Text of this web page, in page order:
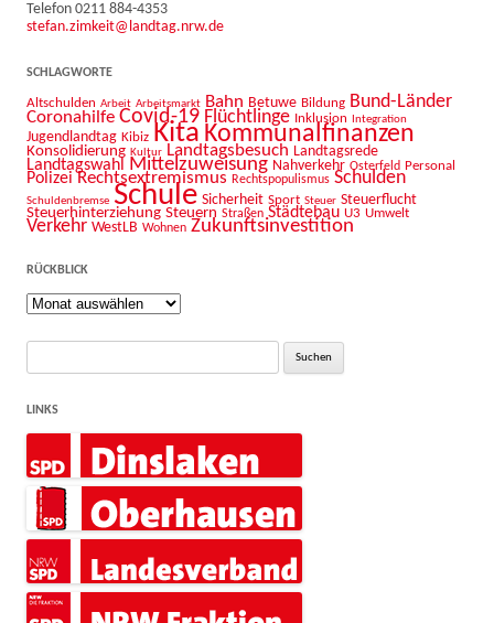
Telefon 0211 884-4353
stefan.zimkeit@landtag.nrw.de
SCHLAGWORTE
Altschulden Arbeit Arbeitsmarkt Bahn Betuwe Bildung Bund-Länder
Coronahilfe Covid-19 Flüchtlinge Inklusion Integration
Jugendlandtag Kibiz Kita Kommunalfinanzen
Konsolidierung Kultur Landtagsbesuch Landtagsrede
Landtagswahl Mittelzuweisung Nahverkehr Osterfeld Personal
Polizei Rechtsextremismus Rechtspopulismus Schulden
Schuldenbremse Schule Sicherheit Sport Steuer Steuerflucht
Steuerhinterziehung Steuern Straßen Städtebau U3 Umwelt
Verkehr WestLB Wohnen Zukunftsinvestition
RÜCKBLICK
Rückblick
Suche
LINKS